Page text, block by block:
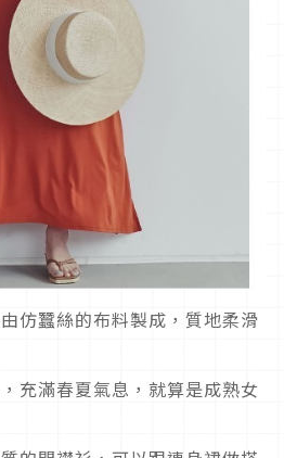
仿蠶絲的布料製成，質地柔滑
充滿春夏氣息，就算是成熟女